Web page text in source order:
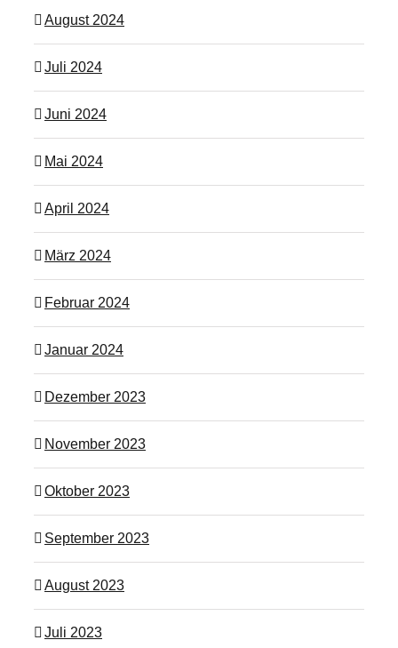
August 2024
Juli 2024
Juni 2024
Mai 2024
April 2024
März 2024
Februar 2024
Januar 2024
Dezember 2023
November 2023
Oktober 2023
September 2023
August 2023
Juli 2023